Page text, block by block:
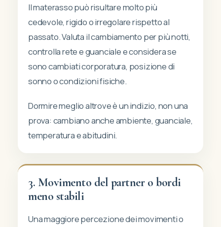
Il materasso può risultare molto più
cedevole, rigido o irregolare rispetto al
passato. Valuta il cambiamento per più notti,
controlla rete e guanciale e considera se
sono cambiati corporatura, posizione di
sonno o condizioni fisiche.
Dormire meglio altrove è un indizio, non una
prova: cambiano anche ambiente, guanciale,
temperatura e abitudini.
3. Movimento del partner o bordi
meno stabili
Una maggiore percezione dei movimenti o